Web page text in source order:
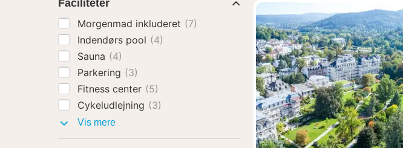
Forrige billede
Faciliteter
Morgenmad inkluderet (7)
Indendørs pool (4)
Sauna (4)
Parkering (3)
Fitness center (5)
Cykeludlejning (3)
Vis mereFaciliteter